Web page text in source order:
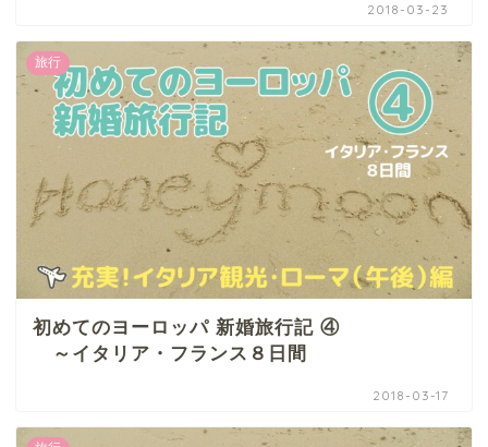
2018-03-23
旅行
初めてのヨーロッパ 新婚旅行記 ④
～イタリア・フランス８日間
2018-03-17